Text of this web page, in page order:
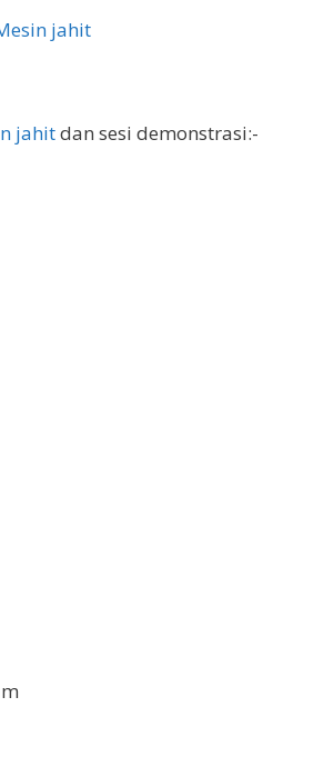
jahit
jahitdan sesi demonstrasi:-